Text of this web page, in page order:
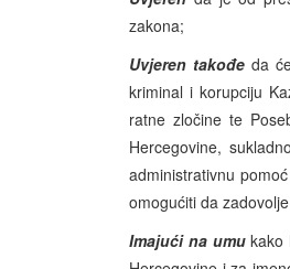
zakona;
Uvjeren takođe da
kriminal i korupciju
ratne zločine te
Hercegovine,
administrativnu
omogućiti da
Imajući na umukako